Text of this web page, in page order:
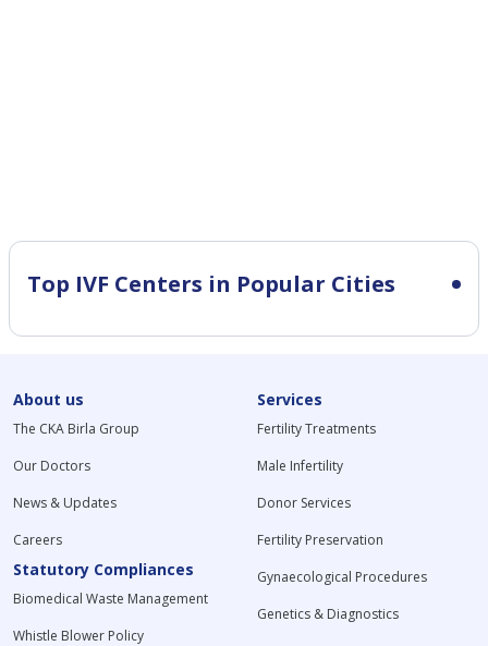
Top IVF Centers in Popular Cities
About us
The CKA Birla Group
Our Doctors
News & Updates
Careers
Statutory Compliances
Biomedical Waste Management
Whistle Blower Policy
Services
Fertility Treatments
Male Infertility
Donor Services
Fertility Preservation
Gynaecological Procedures
Genetics & Diagnostics